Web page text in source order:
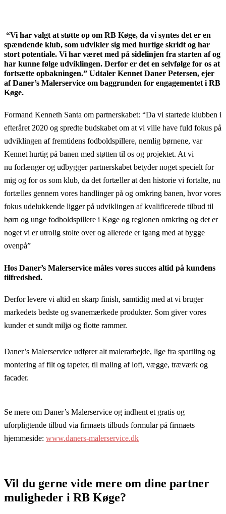
“Vi har valgt at støtte op om RB Køge, da vi syntes det er en
spændende klub, som udvikler sig med hurtige skridt og har
stort potentiale. Vi har været med på sidelinjen fra starten af og
har kunne følge udviklingen. Derfor er det en selvfølge for os at
fortsætte opbakningen.” Udtaler Kennet Daner Petersen, ejer
af Daner’s Malerservice om baggrunden for engagementet i RB
Køge.
Formand Kenneth Santa om partnerskabet: “Da vi startede klubben i
efteråret 2020 og spredte budskabet om at vi ville have fuld fokus på
udviklingen af fremtidens fodboldspillere, nemlig børnene, var
Kennet hurtig på banen med støtten til os og projektet. At vi
nu forlængerog udbygger partnerskabet betydernoget specielt for
mig og for os som klub, da det fortæller at den historie vi fortalte, nu
fortælles gennem vores handlinger på og omkring banen, hvor vores
fokus udelukkende ligger på udviklingen af kvalificerede tilbud til
børn og unge fodboldspillere i Køge og regionen omkring og det er
noget vi er utrolig stolte over og allerede er igang med at bygge
ovenpå”
Hos Daner’s Malerservice måles vores succes altid på kundens
tilfredshed.
Derfor levere vi altid en skarp finish, samtidig med at vi bruger
markedets bedste og svanemærkede produkter. Som giver vores
kunder et sundt miljø og flotte rammer.
Daner’s Malerservice udfører alt malerarbejde, lige fra spartling og
montering af filt og tapeter, til maling af loft, vægge, træværk og
facader.
Se mere om Daner’s Malerservice og indhent et gratis og
uforpligtende tilbud via firmaets tilbuds formular på firmaets
hjemmeside: www.daners-malerservice.dk
Vil du gerne vide mere om dine partner
muligheder i RB Køge?